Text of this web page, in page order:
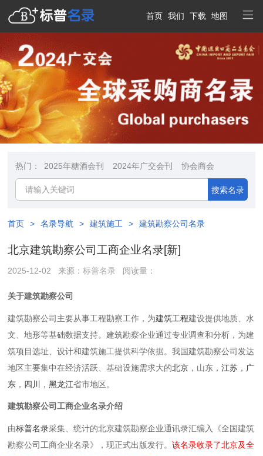
首页 我们 下载 地图
热门： 2025年糖酒会刊 2024年广交会刊 协会商会
搜索名录
首页 > 名录导航 > 建筑施工 > 建筑勘察公司名录
北京建筑勘察公司工商企业名录[新]
2025-12-02 来源：标普名录 阅读量：
关于建筑勘察公司
建筑勘察公司主要从事‌工程勘察工作，为‌建筑工程建设提供地质、水
文、地形等基础数据支持。建筑勘察企业通过专业调查和分析，为建
筑项目选址、设计和建筑施工提供科学依据。我国建筑勘察公司发达
地区主要集中在‌经济活跃、‌基础设施需求大的北京 ，山东，江苏 ， 广
东 ， 四川 ，黑龙江省市地区。
建筑勘察公司工商企业名录介绍
由标普名录采集、统计的北京建筑勘察企业通讯录汇编入《全国建筑
勘察公司工商企业名录》，现正式出版发行。该名录收录了北京及全